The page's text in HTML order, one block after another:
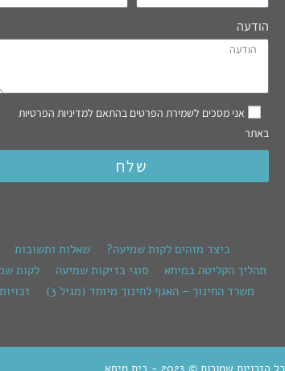
הודעה
אני מסכים לשמירת הפרטים בהתאם למדיניות הפרטיות
באתר
שלח
כיצד מזהים לקות שמיעה? שאלות ותשובות
תהליך הקליטה במיחא
סוגי בדיקות שמיעה לקות
משרד החינוך – האגף לחינוך מיוחד (מגיל 3)
כל הזכויות שמורות © 2023 - בית מיחא